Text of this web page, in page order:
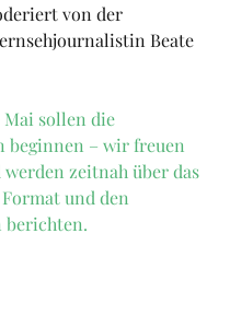
von der
Beate
Mai sollen die
beginnen – wir freuen
zeitnah über das
und den
berichten.